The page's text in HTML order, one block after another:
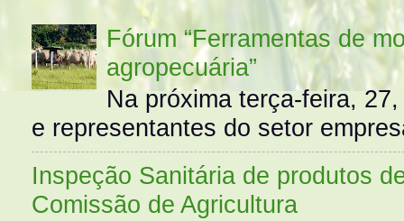
Fórum “Ferramentas de
agropecuária”
Na próxima terça-feira,
e representantes do setor
Inspeção Sanitária de produtos
Comissão de Agricultura